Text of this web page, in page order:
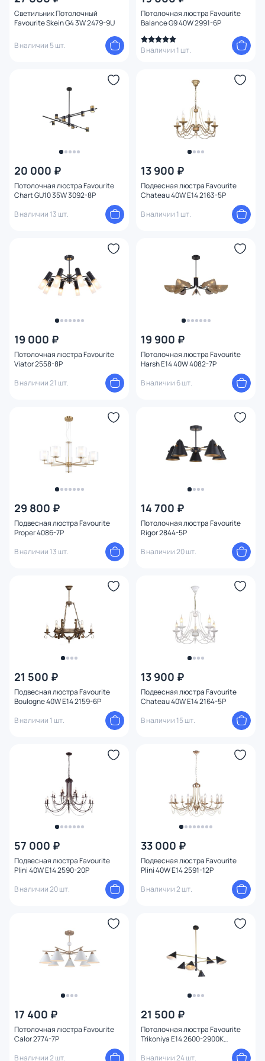
Светильник Потолочный
Favourite Skein G4 3W 2479-9U
В наличии 5 шт.
Потолочная люстра Favourite
Balance G9 40W 2991-6P
В наличии 1 шт.
20 000 ₽
Потолочная люстра Favourite
Chart GU10 35W 3092-8P
В наличии 13 шт.
13 900 ₽
Подвесная люстра Favourite
Chateau 40W E14 2163-5P
В наличии 1 шт.
19 000 ₽
Потолочная люстра Favourite
Viator 2558-8P
В наличии 21 шт.
19 900 ₽
Потолочная люстра Favourite
Harsh E14 40W 4082-7P
В наличии 6 шт.
29 800 ₽
Подвесная люстра Favourite
Proper 4086-7P
В наличии 13 шт.
14 700 ₽
Потолочная люстра Favourite
Rigor 2844-5P
В наличии 20 шт.
21 500 ₽
Подвесная люстра Favourite
Boulogne 40W E14 2159-6P
В наличии 1 шт.
13 900 ₽
Подвесная люстра Favourite
Chateau 40W E14 2164-5P
В наличии 15 шт.
57 000 ₽
Подвесная люстра Favourite
Plini 40W E14 2590-20P
В наличии 20 шт.
33 000 ₽
Подвесная люстра Favourite
Plini 40W E14 2591-12P
В наличии 2 шт.
17 400 ₽
Потолочная люстра Favourite
Calor 2774-7P
В наличии 2 шт.
21 500 ₽
Потолочная люстра Favourite
Trikoniya E14 2600-2900К
В наличии 24 шт.
Назначение
Форма
Форма плафона
Оформление
Комплектация
Конструкция